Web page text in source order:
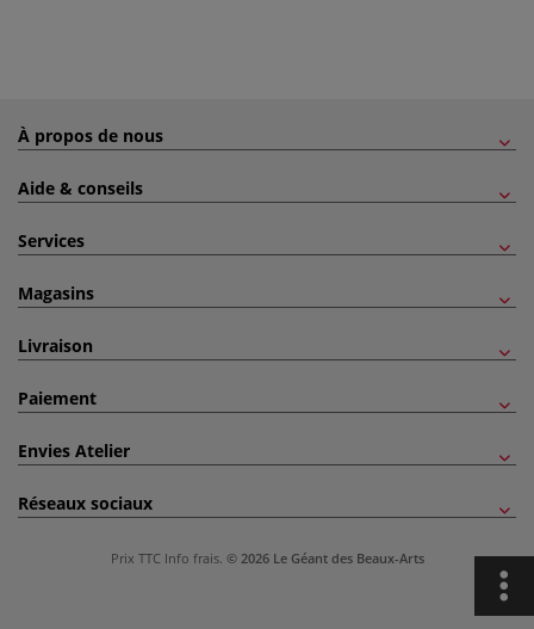
À propos de nous
Aide & conseils
Services
Magasins
Livraison
Paiement
Envies Atelier
Réseaux sociaux
Prix TTC Info frais. © 2026 Le Géant des Beaux-Arts